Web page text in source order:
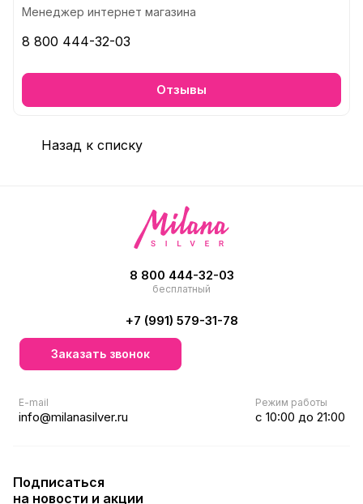
Менеджер интернет магазина
8 800 444-32-03
Отзывы
Назад к списку
8 800 444-32-03
бесплатный
+7 (991) 579-31-78
Заказать звонок
E-mail
info@milanasilver.ru
Режим работы
с 10:00 до 21:00
Подписаться
на новости и акции